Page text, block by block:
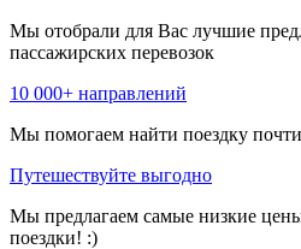
Мы отобрали для Вас лучшие
пассажирских перевозок
10 000+ направлений
Мы помогаем найти поездку
Путешествуйте выгодно
Мы предлагаем самые низкие
поездки! :)